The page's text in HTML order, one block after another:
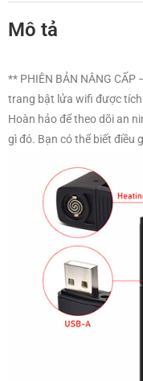
Mô tả
** PHIÊN BẢN NÂNG
trang bật lửa wifi được
Hoàn hảo để theo dõi an
gì đó. Bạn có thể biết điều